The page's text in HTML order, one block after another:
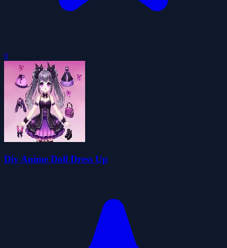
0
Diy Anime Doll Dress Up